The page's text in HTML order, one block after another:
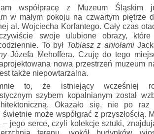
współpracę z Muzeum Śląskim
w małym pokoju na czwartym piętrze
al. Wojciecha Korfantego. Cały czas
swoje ulubione obrazy, które
To był Tobiasz z aniołami
Józefa Mehoffera. Czuję do tego
nowa przestrzeń muzeum
także niepowtarzalna.
to, że istniejący wcześniej
szybem kopalnianym został
Okazało się, nie po
świetnie może współgrać z przyszłością.
– jego serce, czyli kolekcje sztuki,